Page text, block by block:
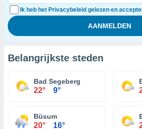
Ik heb het Privacybeleid gelezen en
Belangrijkste steden
Bad Segeberg
22° 9°
Büsum
20° 16°